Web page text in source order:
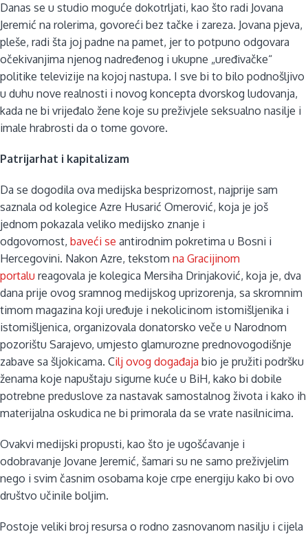
Danas se u studio moguće dokotrljati, kao što radi Jovana
Jeremić na rolerima, govoreći bez tačke i zareza. Jovana pjeva,
pleše, radi šta joj padne na pamet, jer to potpuno odgovara
očekivanjima njenog nadređenog i ukupne „uređivačke“
politike televizije na kojoj nastupa. I sve bi to bilo podnošljivo
u duhu nove realnosti i novog koncepta dvorskog ludovanja,
kada ne bi vrijeđalo žene koje su preživjele seksualno nasilje i
imale hrabrosti da o tome govore.
Patrijarhat i kapitalizam
Da se dogodila ova medijska besprizornost, najprije sam
saznala od kolegice Azre Husarić Omerović, koja je još
jednom pokazala veliko medijsko znanje i
odgovornost, baveći se antirodnim pokretima u Bosni i
Hercegovini. Nakon Azre, tekstom na Gracijinom
portalu reagovala je kolegica Mersiha Drinjaković, koja je, dva
dana prije ovog sramnog medijskog uprizorenja, sa skromnim
timom magazina koji uređuje i nekolicinom istomišljenika i
istomišljenica, organizovala donatorsko veče u Narodnom
pozorištu Sarajevo, umjesto glamurozne prednovogodišnje
zabave sa šljokicama. Cilj ovog događaja bio je pružiti podršku
ženama koje napuštaju sigurne kuće u BiH, kako bi dobile
potrebne preduslove za nastavak samostalnog života i kako ih
materijalna oskudica ne bi primorala da se vrate nasilnicima.
Ovakvi medijski propusti, kao što je ugošćavanje i
odobravanje Jovane Jeremić, šamari su ne samo preživjelim
nego i svim časnim osobama koje crpe energiju kako bi ovo
društvo učinile boljim.
Postoje veliki broj resursa o rodno zasnovanom nasilju i cijela